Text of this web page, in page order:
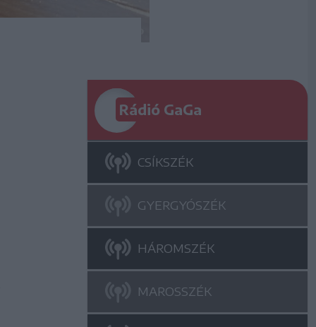
Rádió GaGa
CSÍKSZÉK
GYERGYÓSZÉK
HÁROMSZÉK
MAROSSZÉK